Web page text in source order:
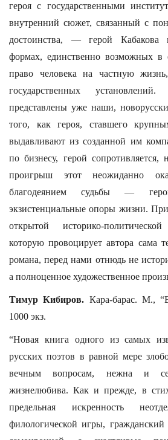
героя с государственными
внутренний сюжет, связанный с
достоинства, — герой Кабакова
формах, единственно возможных в
право человека на частную
государственных
представлены уже наши,
того, как героя, ставшего
выдавливают из созданной им
по бизнесу, герой
проигрыш этот неожиданно
благодеянием судьбы —
экзистенциальные опоры жизни.
открытой историко-
которую провоцирует автора сама
романа, перед нами отнюдь не
а полноценное художественное
Тимур Кибиров. Кара-барас. М.,
1000 экз.
“Новая книга одного из самых
русских поэтов в равной мере
вечным вопросам, нежна и
жизнелюбива. Как и прежде, в
предельная искренность
филологической игры,